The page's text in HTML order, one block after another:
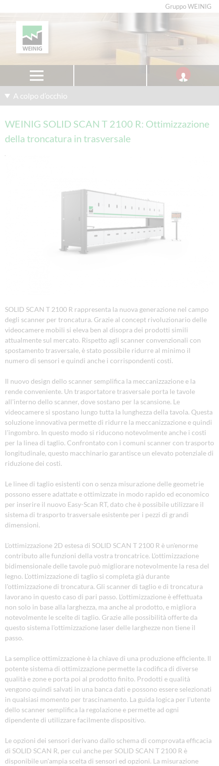
Gruppo WEINIG
A colpo d’occhio
WEINIG SOLID SCAN T 2100 R: Ottimizzazione
della troncatura in trasversale
SOLID SCAN T 2100 R rappresenta la nuova generazione nel campo
degli scanner per troncatura. Grazie al concept rivoluzionario delle
videocamere mobili si eleva ben al disopra dei prodotti simili
attualmente sul mercato. Rispetto agli scanner convenzionali con
spostamento trasversale, è stato possibile ridurre al minimo il
numero di sensori e quindi anche i corrispondenti costi.
Il nuovo design dello scanner semplifica la meccanizzazione e la
rende conveniente. Un trasportatore trasversale porta le tavole
all'interno dello scanner, dove sostano per la scansione. Le
videocamere si spostano lungo tutta la lunghezza della tavola. Questa
soluzione innovativa permette di ridurre la meccanizzazione e quindi
l'ingombro. In questo modo si riducono notevolmente anche i costi
per la linea di taglio. Confrontato con i comuni scanner con trasporto
longitudinale, questo macchinario garantisce un elevato potenziale di
riduzione dei costi.
Le linee di taglio esistenti con o senza misurazione delle geometrie
possono essere adattate e ottimizzate in modo rapido ed economico
per inserire il nuovo Easy-Scan RT, dato che è possibile utilizzare il
sistema di trasporto trasversale esistente per i pezzi di grandi
dimensioni.
L'ottimizzazione 2D estesa di SOLID SCAN T 2100 R è un'enorme
contributo alle funzioni della vostra troncatrice. L'ottimizzazione
bidimensionale delle tavole può migliorare notevolmente la resa del
legno. L'ottimizzazione di taglio si completa già durante
l'ottimizzazione di troncatura. Gli scanner di taglio e di troncatura
lavorano in questo caso di pari passo. L'ottimizzazione è effettuata
non solo in base alla larghezza, ma anche al prodotto, e migliora
notevolmente le scelte di taglio. Grazie alle possibilità offerte da
questo sistema l'ottimizzazione laser delle larghezze non tiene il
passo.
La semplice ottimizzazione è la chiave di una produzione efficiente. Il
potente sistema di ottimizzazione permette la codifica di diverse
qualità e zone e porta poi al prodotto finito. Prodotti e qualità
vengono quindi salvati in una banca dati e possono essere selezionati
in qualsiasi momento per trascinamento. La guida logica per l'utente
dello scanner semplifica la regolazione e permette ad ogni
dipendente di utilizzare facilmente dispositivo.
Le opzioni dei sensori derivano dallo schema di comprovata efficacia
di SOLID SCAN R, per cui anche per SOLID SCAN T 2100 R è
disponibile un'ampia scelta di sensori ed opzioni. La misurazione